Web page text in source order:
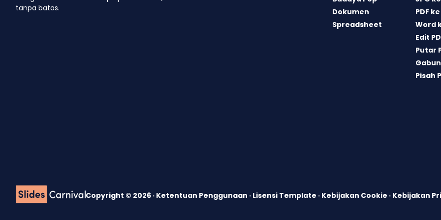
tanpa batas.
Dokumen
Spreadsheet
PDF
Word
Edit
Putar
Pisah
Copyright © 2026 · Ketentuan Penggunaan · Lisensi Template · Kebijakan Cookie · Kebijakan